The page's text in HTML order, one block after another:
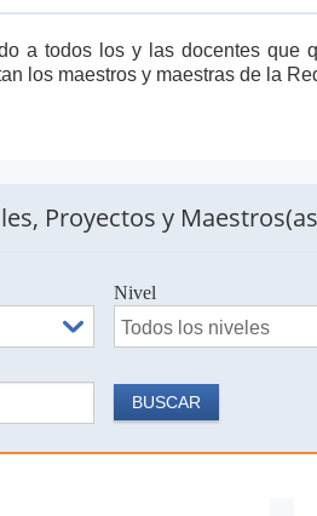
a todos los y las docentes que
los maestros y maestras de la
Proyectos y
Nivel